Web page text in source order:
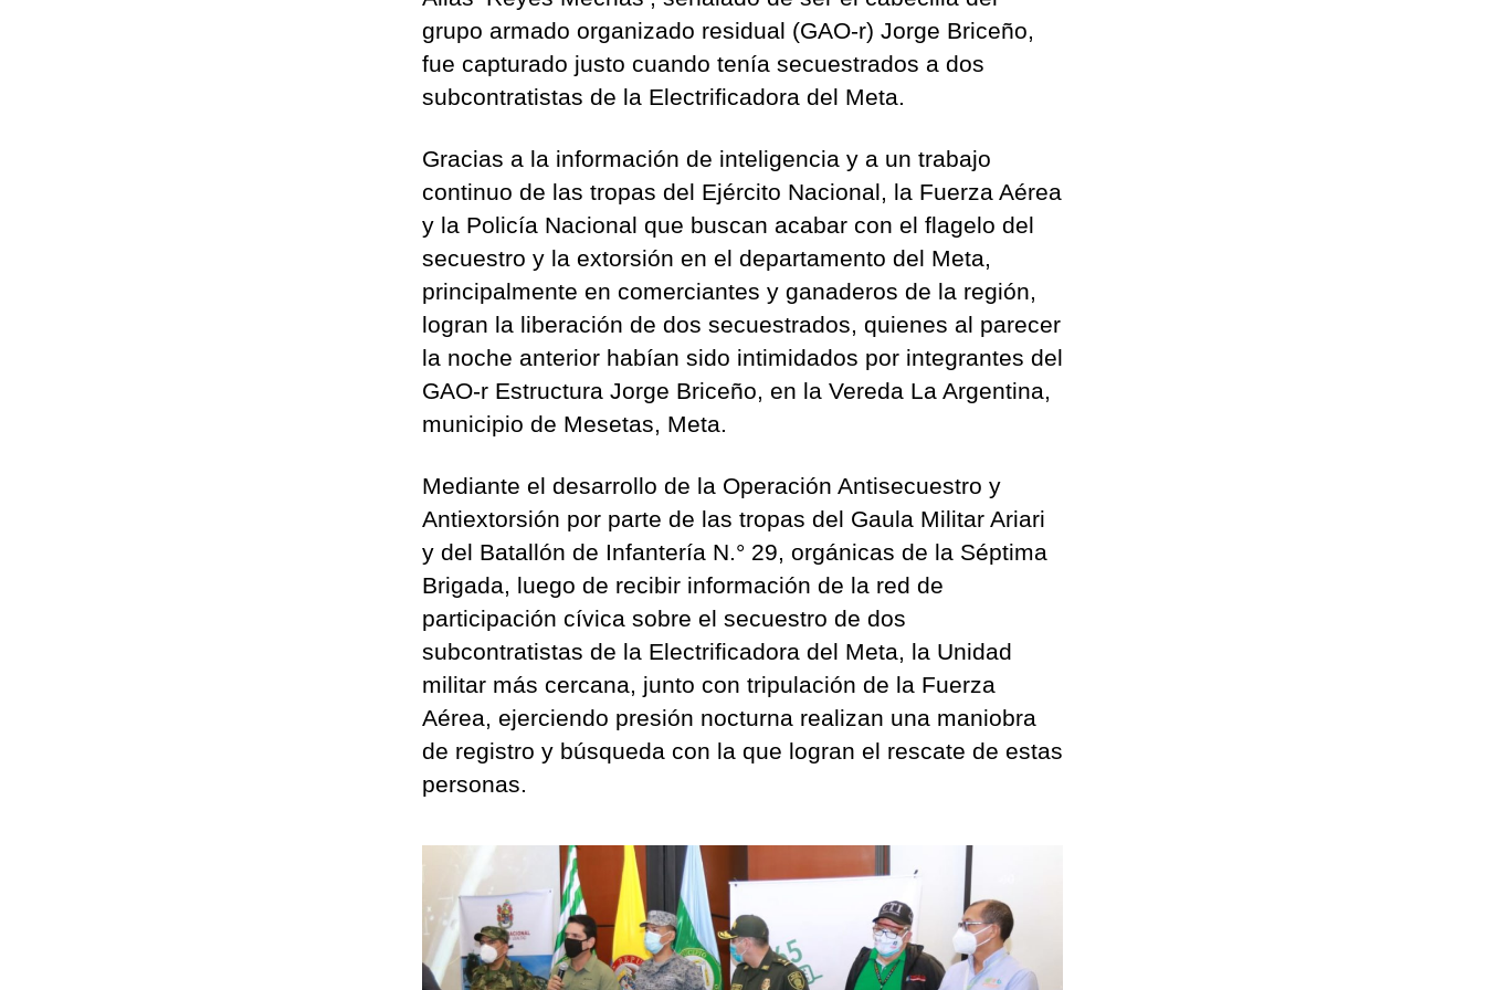
grupo armado organizado residual (GAO-r) Jorge Briceño,
fue capturado justo cuando tenía secuestrados a dos
subcontratistas de la Electrificadora del Meta.
Gracias a la información de inteligencia y a un trabajo
continuo de las tropas del Ejército Nacional, la Fuerza Aérea
y la Policía Nacional que buscan acabar con el flagelo del
secuestro y la extorsión en el departamento del Meta,
principalmente en comerciantes y ganaderos de la región,
logran la liberación de dos secuestrados, quienes al parecer
la noche anterior habían sido intimidados por integrantes del
GAO-r Estructura Jorge Briceño, en la Vereda La Argentina,
municipio de Mesetas, Meta.
Mediante el desarrollo de la Operación Antisecuestro y
Antiextorsión por parte de las tropas del Gaula Militar Ariari
y del Batallón de Infantería N.° 29, orgánicas de la Séptima
Brigada, luego de recibir información de la red de
participación cívica sobre el secuestro de dos
subcontratistas de la Electrificadora del Meta, la Unidad
militar más cercana, junto con tripulación de la Fuerza
Aérea, ejerciendo presión nocturna realizan una maniobra
de registro y búsqueda con la que logran el rescate de estas
personas.